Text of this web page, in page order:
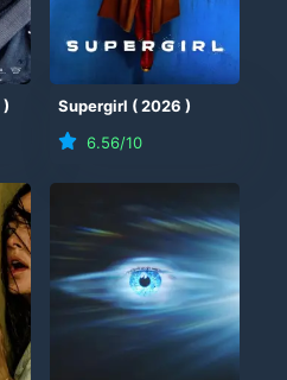
)
Supergirl (2026 )
6.56/10